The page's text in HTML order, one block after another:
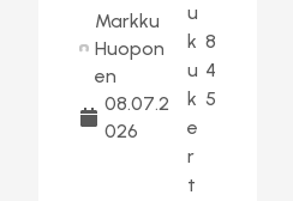
Markku
Huopon
en
08.07.2
026
u
k
u
k
e
r
t
8
4
5